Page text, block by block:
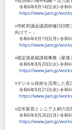
令和6年8月 14日(水)-令和6
https://www.jiam.jp/
○市町村議会議員研修[3日間
向けて～」
令和6年8月 19日(月)-令和6
https://www.jiam.jp/
○固定資産税課税事務（家屋）
令和6年8月20日(火)-令和6
https://www.jiam.jp/
○デジタル技術を活用した窓
令和6年8月21日(水)-令和6
https://www.jiam.jp/
○定年延長とシニア人材の活
令和6年8月26日(月)-令和6
https://www.jiam.jp/